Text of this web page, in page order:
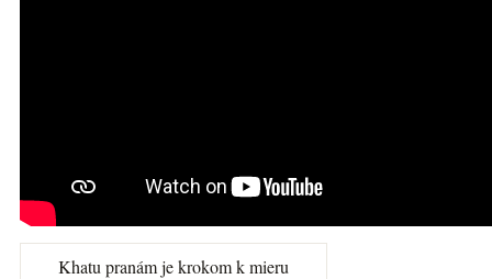
Khatu pranám je krokom k mieru